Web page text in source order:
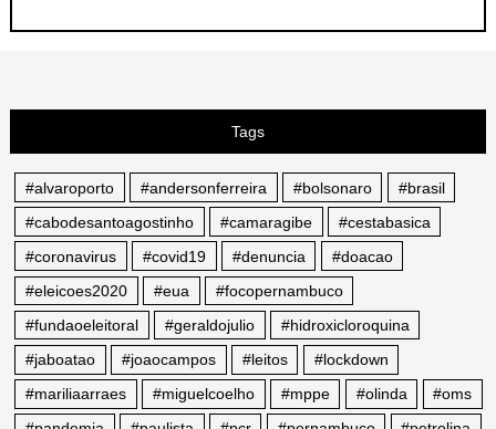
Tags
#alvaroporto #andersonferreira #bolsonaro
#brasil
#cabodesantoagostinho
#camaragibe
#cestabasica
#coronavirus
#covid19 #denuncia
#doacao
#eleicoes2020
#eua
#focopernambuco
#fundaoeleitoral
#geraldojulio
#hidroxicloroquina
#jaboatao
#joaocampos #leitos
#lockdown
#mariliaarraes
#miguelcoelho #mppe #olinda
#oms